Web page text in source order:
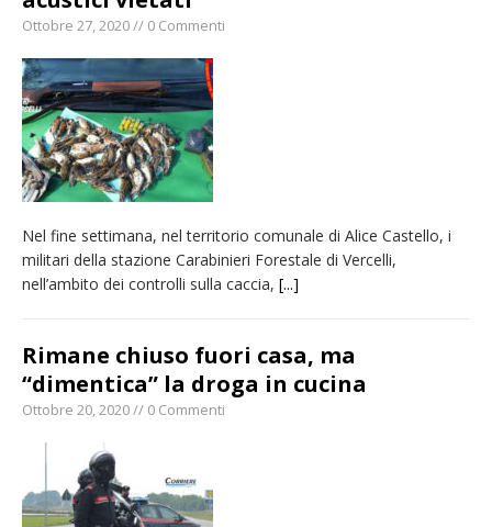
Ottobre 27, 2020 // 0 Commenti
Nel fine settimana, nel territorio comunale di Alice Castello, i
militari della stazione Carabinieri Forestale di Vercelli,
nell’ambito dei controlli sulla caccia, [...]
Rimane chiuso fuori casa, ma
“dimentica” la droga in cucina
Ottobre 20, 2020 // 0 Commenti